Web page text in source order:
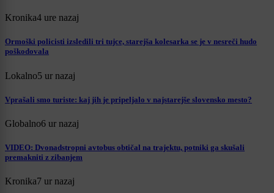
Kronika4 ure nazaj
Ormoški policisti izsledili tri tujce, starejša kolesarka se je v nesreči hudo
poškodovala
Lokalno5 ur nazaj
Vprašali smo turiste: kaj jih je pripeljalo v najstarejše slovensko mesto?
Globalno6 ur nazaj
VIDEO: Dvonadstropni avtobus obtičal na trajektu, potniki ga skušali
premakniti z zibanjem
Kronika7 ur nazaj